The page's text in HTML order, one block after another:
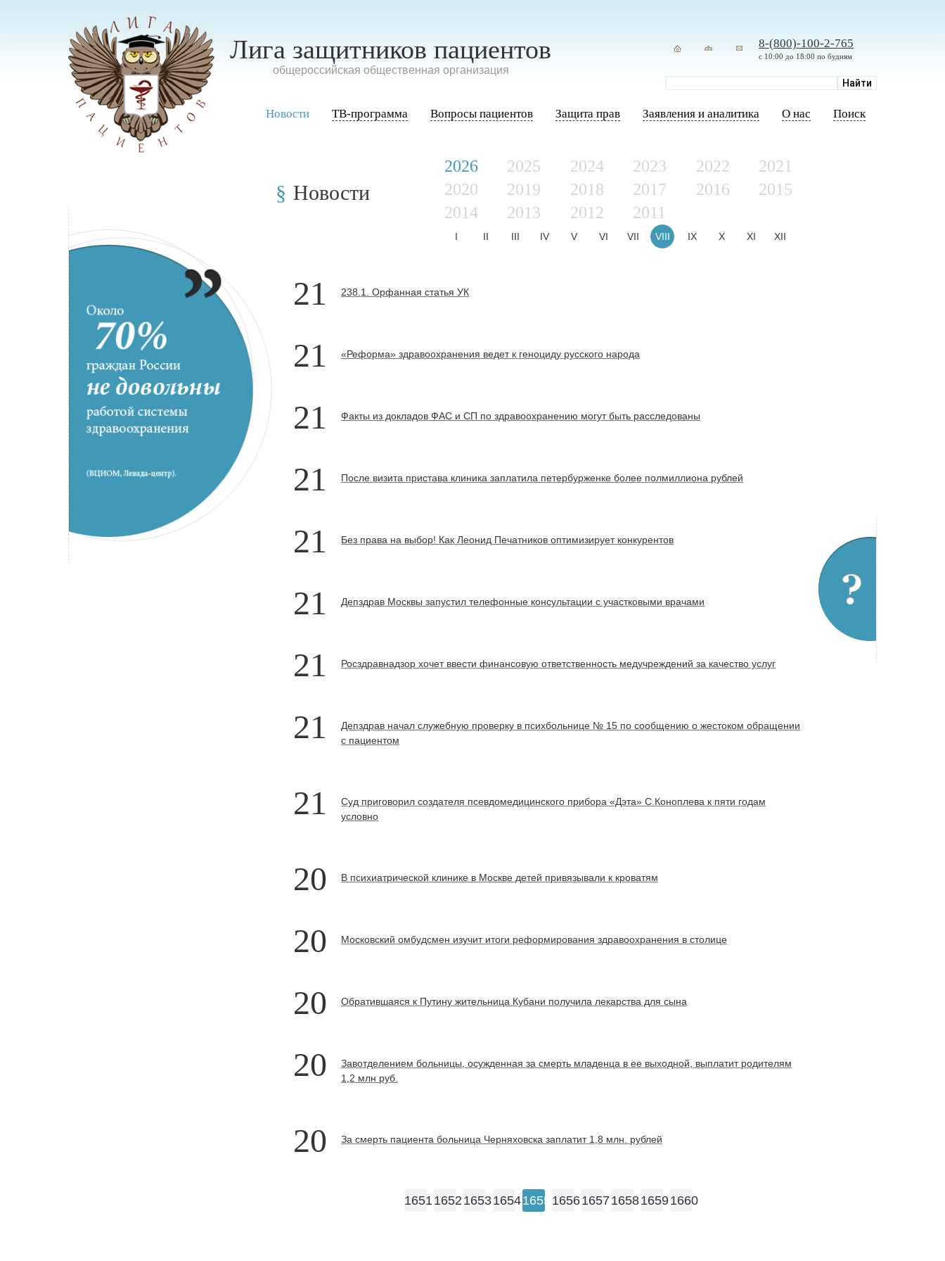
Лига защитников пациентов
oбщероссийская общественная организация
8-(800)-100-2-765
с 10:00 до 18:00 по будням
Новости ТВ-программа Вопросы пациентов Защита прав Заявления и аналитика О нас Поиск
Новости
2026 2025 2024 2023 2022
2021
2020
2019 2018 2017 2016
2015
2014
2013 2012 2011
I II III IV V VI VII VIII IX X XI XII
21 238.1. Орфанная статья УК
21 «Реформа» здравоохранения ведет к геноциду русского народа
21 Факты из докладов ФАС и СП по здравоохранению могут быть расследованы
21 После визита пристава клиника заплатила петербурженке более полмиллиона рублей
21 Без права на выбор! Как Леонид Печатников оптимизирует конкурентов
21 Депздрав Москвы запустил телефонные консультации с участковыми врачами
21 Росздравнадзор хочет ввести финансовую ответственность медучреждений за качество услуг
21
Депздрав начал служебную проверку в психбольнице № 15 по сообщению о жестоком обращении
с пациентом
21
Суд приговорил создателя псевдомедицинского прибора «Дэта» С.Коноплева к пяти годам
условно
20 В психиатрической клинике в Москве детей привязывали к кроватям
20 Московский омбудсмен изучит итоги реформирования здравоохранения в столице
20 Обратившаяся к Путину жительница Кубани получила лекарства для сына
20
Завотделением больницы, осужденная за смерть младенца в ее выходной, выплатит родителям
1,2 млн руб.
20 За смерть пациента больница Черняховска заплатит 1,8 млн. рублей
16511652 165316541655 16561657 165816591660